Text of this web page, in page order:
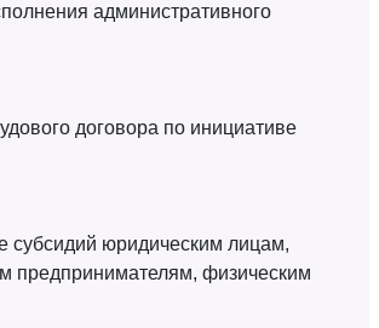
административного
договора по инициативе
субсидий юридическим лицам,
предпринимателям, физическим